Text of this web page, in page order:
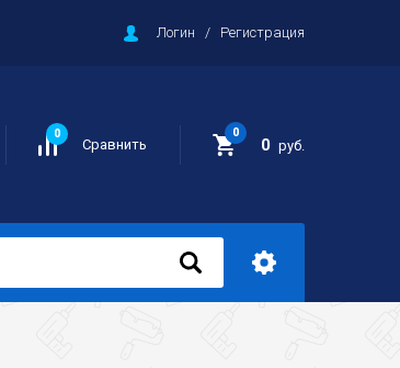
Логин / Регистрация
Сравнить
0 0
0 руб.